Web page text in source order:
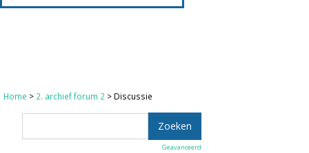
Home > 2. archief forum 2 > Discussie
Geavanceerd